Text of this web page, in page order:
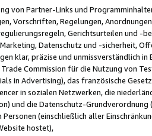
von Partner-Links und
Vorschriften, Regelungen,
Gerichtsurteilen und -
Datenschutz und -sicherheit,
klar, präzise und unmissverständlich
Commission für die Nutzung von
in Advertising), das französische
in sozialen Netzwerken, die
und die Datenschutz-
(einschließlich aller
hostet),